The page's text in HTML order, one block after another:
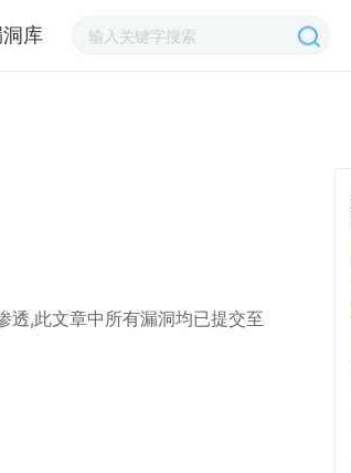
库
透,此文章中所有漏洞均已提交至